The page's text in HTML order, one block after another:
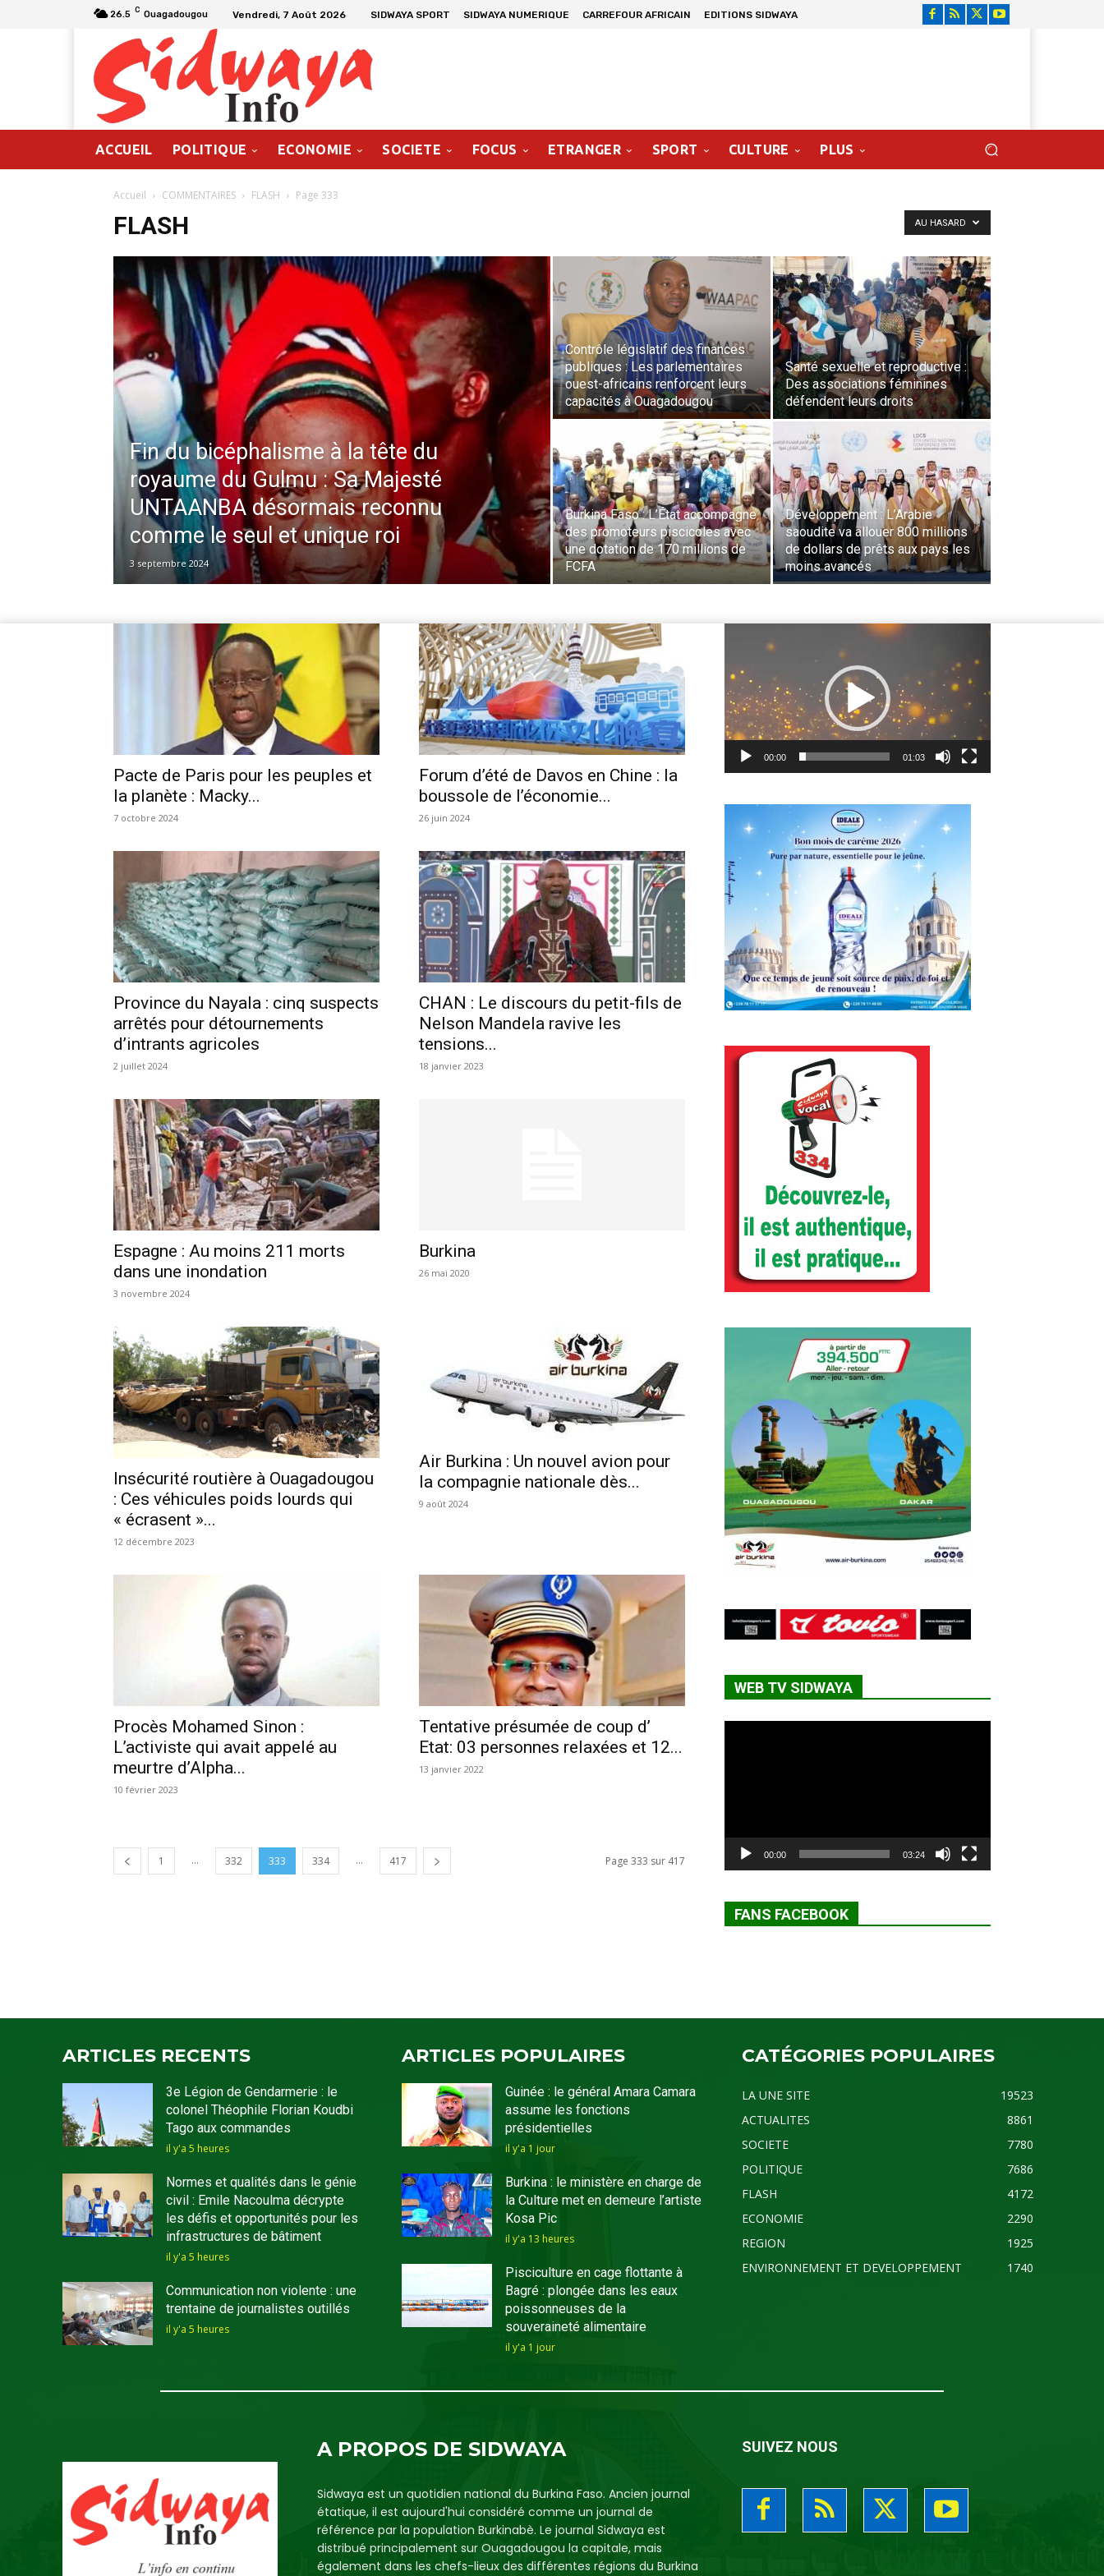
26.5 C Ouagadougou Vendredi, 7 Août 2026 SIDWAYA SPORT SIDWAYA NUMERIQUE CARREFOUR AFRICAIN EDITIONS SIDWAYA
ACCUEIL POLITIQUE ECONOMIE SOCIETE FOCUS ETRANGER SPORT CULTURE PLUS
Accueil COMMENTAIRES FLASH Page 333
FLASH AU HASARD
Fin du bicéphalisme à la tête du
royaume du Gulmu : Sa Majesté
UNTAANBA désormais reconnu
comme le seul et unique roi
3 septembre 2024
Contrôle législatif des finances
publiques : Les parlementaires
ouest-africains renforcent leurs
capacités à Ouagadougou
Santé sexuelle et reproductive :
Des associations féminines
défendent leurs droits
Burkina Faso : L’État accompagne
des promoteurs piscicoles avec
une dotation de 170 millions de
FCFA
Développement : L’Arabie
saoudite va allouer 800 millions
de dollars de prêts aux pays les
moins avancés
Pacte de Paris pour les peuples et
la planète : Macky...
7 octobre 2024
Forum d’été de Davos en Chine : la
boussole de l’économie...
26 juin 2024
Province du Nayala : cinq suspects
arrêtés pour détournements
d’intrants agricoles
2 juillet 2024
CHAN : Le discours du petit-fils de
Nelson Mandela ravive les
tensions...
18 janvier 2023
Espagne : Au moins 211 morts
dans une inondation
3 novembre 2024
Burkina
26 mai 2020
Insécurité routière à Ouagadougou
: Ces véhicules poids lourds qui
« écrasent »...
12 décembre 2023
Air Burkina : Un nouvel avion pour
la compagnie nationale dès...
9 août 2024
Procès Mohamed Sinon :
L’activiste qui avait appelé au
meurtre d’Alpha...
10 février 2023
Tentative présumée de coup d’
Etat: 03 personnes relaxées et 12...
13 janvier 2022
1 ... 332 333 334 ... 417 Page 333 sur 417
00:00 01:03
WEB TV SIDWAYA
00:00 03:24
FANS FACEBOOK
ARTICLES RECENTS
3e Légion de Gendarmerie : le
colonel Théophile Florian Koudbi
Tago aux commandes
il y'a 5 heures
Normes et qualités dans le génie
civil : Emile Nacoulma décrypte
les défis et opportunités pour les
infrastructures de bâtiment
il y'a 5 heures
Communication non violente : une
trentaine de journalistes outillés
il y'a 5 heures
ARTICLES POPULAIRES
Guinée : le général Amara Camara
assume les fonctions
présidentielles
il y'a 1 jour
Burkina : le ministère en charge de
la Culture met en demeure l’artiste
Kosa Pic
il y'a 13 heures
Pisciculture en cage flottante à
Bagré : plongée dans les eaux
poissonneuses de la
souveraineté alimentaire
il y'a 1 jour
CATÉGORIES POPULAIRES
LA UNE SITE
19523
ACTUALITES
8861
SOCIETE
7780
POLITIQUE
7686
FLASH
4172
ECONOMIE
2290
REGION
1925
ENVIRONNEMENT ET DEVELOPPEMENT
1740
A PROPOS DE SIDWAYA
Sidwaya est un quotidien national du Burkina Faso. Ancien journal
étatique, il est aujourd'hui considéré comme un journal de
référence par la population Burkinabè. Le journal Sidwaya est
distribué principalement sur Ouagadougou la capitale, mais
également dans les chefs-lieux des différentes régions du Burkina
SUIVEZ NOUS